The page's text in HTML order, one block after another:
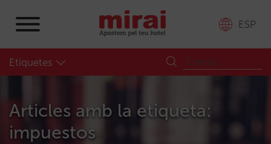
ESP
Etiquetes
Articles amb la etiqueta:
impuestos